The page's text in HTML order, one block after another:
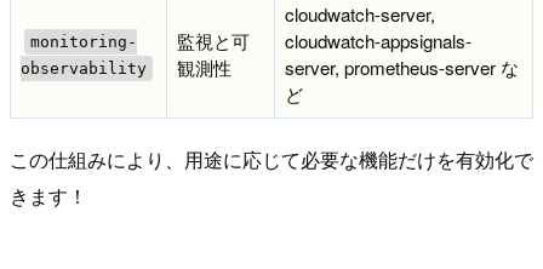
monitoring-
observability
監視と可
観測性
cloudwatch-server,
cloudwatch-appsignals-
server, prometheus-server な
ど
この仕組みにより、用途に応じて必要な機能だけを有効化で
きます！